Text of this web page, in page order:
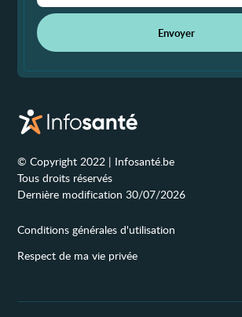
Envoyer
© Copyright 2022 | Infosanté.be
Tous droits réservés
Dernière modification 30/07/2026
Conditions générales d'utilisation
Respect de ma vie privée